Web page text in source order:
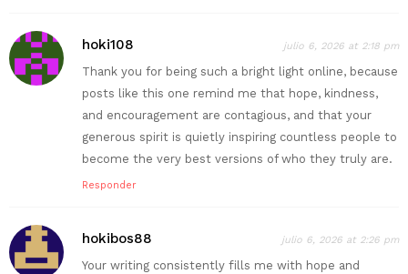
hoki108 julio 6, 2026 at 2:18 pm
Thank you for being such a bright light online, because
posts like this one remind me that hope, kindness,
and encouragement are contagious, and that your
generous spirit is quietly inspiring countless people to
become the very best versions of who they truly are.
Responder
hokibos88 julio 6, 2026 at 2:26 pm
Your writing consistently fills me with hope and